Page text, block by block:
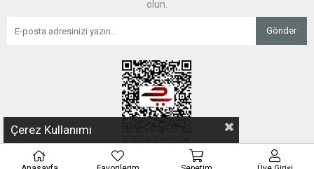
olun.
Gönder
Çerez Kullanımı